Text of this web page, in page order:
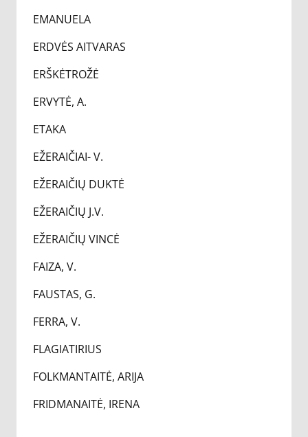
EMANUELA
ERDVĖS AITVARAS
ERŠKĖTROŽĖ
ERVYTĖ, A.
ETAKA
EŽERAIČIAI- V.
EŽERAIČIŲ DUKTĖ
EŽERAIČIŲ J.V.
EŽERAIČIŲ VINCĖ
FAIZA, V.
FAUSTAS, G.
FERRA, V.
FLAGIATIRIUS
FOLKMANTAITĖ, ARIJA
FRIDMANAITĖ, IRENA